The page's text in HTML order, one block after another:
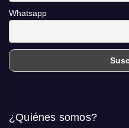
Whatsapp
¿Quiénes somos?